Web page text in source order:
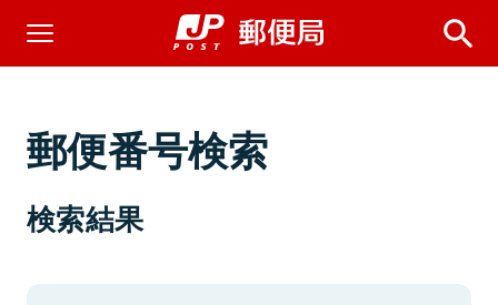
郵便番号検索
検索結果